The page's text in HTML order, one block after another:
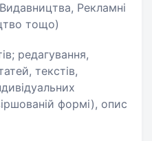
Рекламні
тощо)
редагування,
текстів,
формі), опис